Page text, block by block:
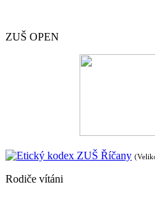
ZUŠ OPEN
Etický kodex ZUŠ Říčany
Rodiče vítáni